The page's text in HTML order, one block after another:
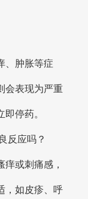
、肿胀等症
会表现为严重
停药。
反应吗？
或刺痛感，
，如皮疹、呼